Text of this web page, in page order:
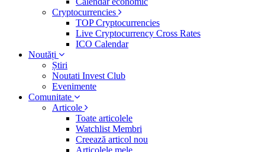
Cryptocurrencies
TOP Cryptocurrencies
Live Cryptocurrency Cross Rates
ICO Calendar
Noutăți
Știri
Noutati Invest Club
Evenimente
Comunitate
Articole
Toate articolele
Watchlist Membri
Creează articol nou
Articolele mele